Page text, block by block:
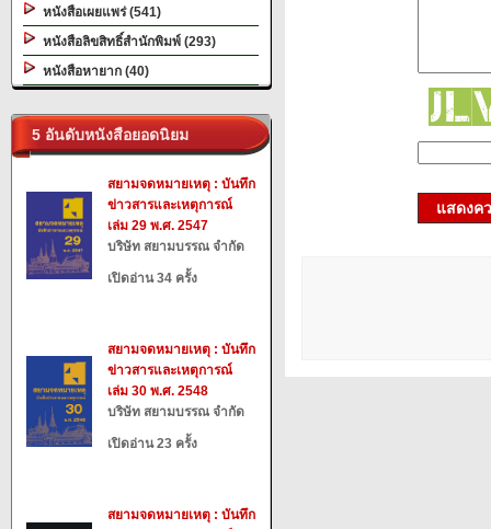
หนังสือเผยแพร่ (541)
หนังสือลิขสิทธิ์สำนักพิมพ์ (293)
หนังสือหายาก (40)
5 อันดับหนังสือยอดนิยม
สยามจดหมายเหตุ : บันทึก
ข่าวสารและเหตุการณ์
เล่ม 29 พ.ศ. 2547
บริษัท สยามบรรณ จำกัด
เปิดอ่าน 34 ครั้ง
สยามจดหมายเหตุ : บันทึก
ข่าวสารและเหตุการณ์
เล่ม 30 พ.ศ. 2548
บริษัท สยามบรรณ จำกัด
เปิดอ่าน 23 ครั้ง
สยามจดหมายเหตุ : บันทึก
แสดงค